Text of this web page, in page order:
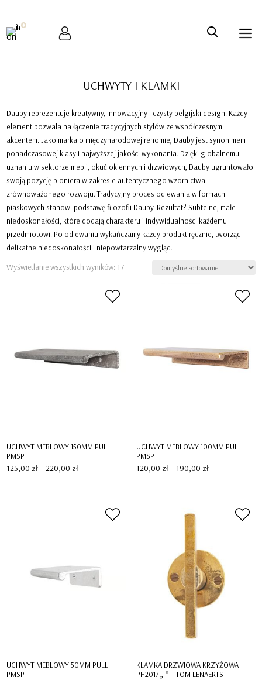
0
UCHWYTY I KLAMKI
Dauby reprezentuje kreatywny, innowacyjny i czysty belgijski design. Każdy
element pozwala na łączenie tradycyjnych stylów ze współczesnym
akcentem. Jako marka o międzynarodowej renomie, Dauby jest synonimem
ponadczasowej klasy i najwyższej jakości wykonania. Dzięki globalnemu
uznaniu w sektorze mebli, okuć okiennych i drzwiowych, Dauby ugruntowało
swoją pozycję pioniera w zakresie autentycznego wzornictwa i
zrównoważonego rozwoju. Tradycyjny proces odlewania w formach
piaskowych stanowi podstawę filozofii Dauby. Rezultat? Subtelne, małe
niedoskonałości, które dodają charakteru i indywidualności każdemu
przedmiotowi. Po odlewaniu wykańczamy każdy produkt ręcznie, tworząc
delikatne niedoskonałości i niepowtarzalny wygląd.
Wyświetlanie wszystkich wyników: 17
UCHWYT MEBLOWY 150MM PULL
PMSP
125,00 zł– 220,00 złZakres
220,00 zł
UCHWYT MEBLOWY 100MM PULL
PMSP
120,00 zł– 190,00 złZakres
190,00 zł
UCHWYT MEBLOWY 50MM PULL
PMSP
KLAMKA DRZWIOWA KRZYŻOWA
PH2017 „T” – TOM LENAERTS